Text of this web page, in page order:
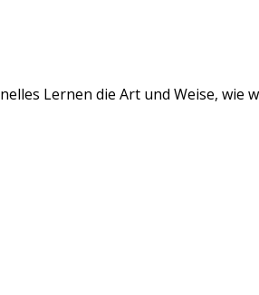
Lernen die Art und Weise, wie